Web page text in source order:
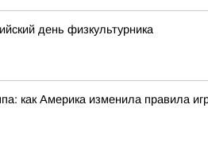
день физкультурника
как Америка изменила правила